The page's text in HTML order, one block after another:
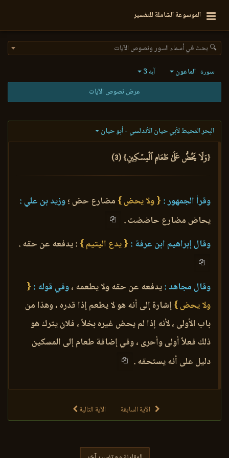
الموسوعة الشاملة للتفسير
🔍 بحث في أسماء السور ونصوص الآيات
سورة الماعون آية 3
عرض نصوص الآيات
البحر المحيط لأبي حيان الأندلسي - أبو حيان
{وَلَا يَحُضُّ عَلَىٰ طَعَامِ ٱلۡمِسۡكِينِ} (3)
وقرأ الجمهور : { ولا يحض } مضارع حض ؛وزيد بن علي :
يحاض مضارع حاضضت .
وقال إبراهيم ابن عرفة : { يدع اليتيم } : يدفعه عن حقه .
وقال مجاهد :يدفعه عن حقه ولا يطعمه ،وفي قوله : {
ولا يحض }إشارة إلى أنه هو لا يطعم إذا قدره ، وهذا من
باب الأولى ، لأنه إذا لم يحض غيره بخلاً ، فلان يترك هو
ذلك فعلاً أولى وأحرى ، وفي إضافة طعام إلى المسكين
دليل على أنه يستحقه .
الآية السابقة الآية التالية